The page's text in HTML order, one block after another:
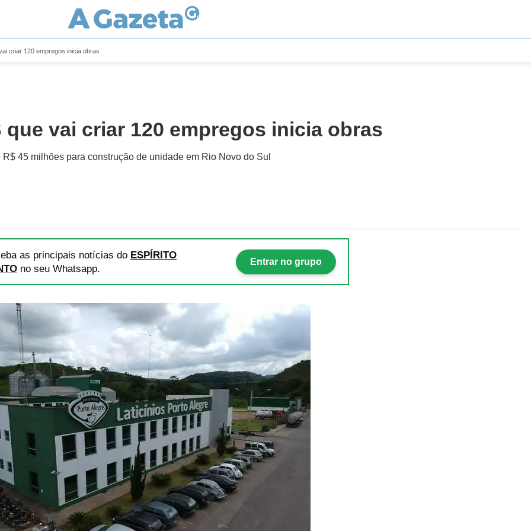
criar 120 empregos inicia obras
vai criar 120 empregos inicia obras
45 milhões para construção de unidade em Rio Novo do Sul
as principais notícias do ESPÍRITO
no seu Whatsapp.
Entrar no grupo